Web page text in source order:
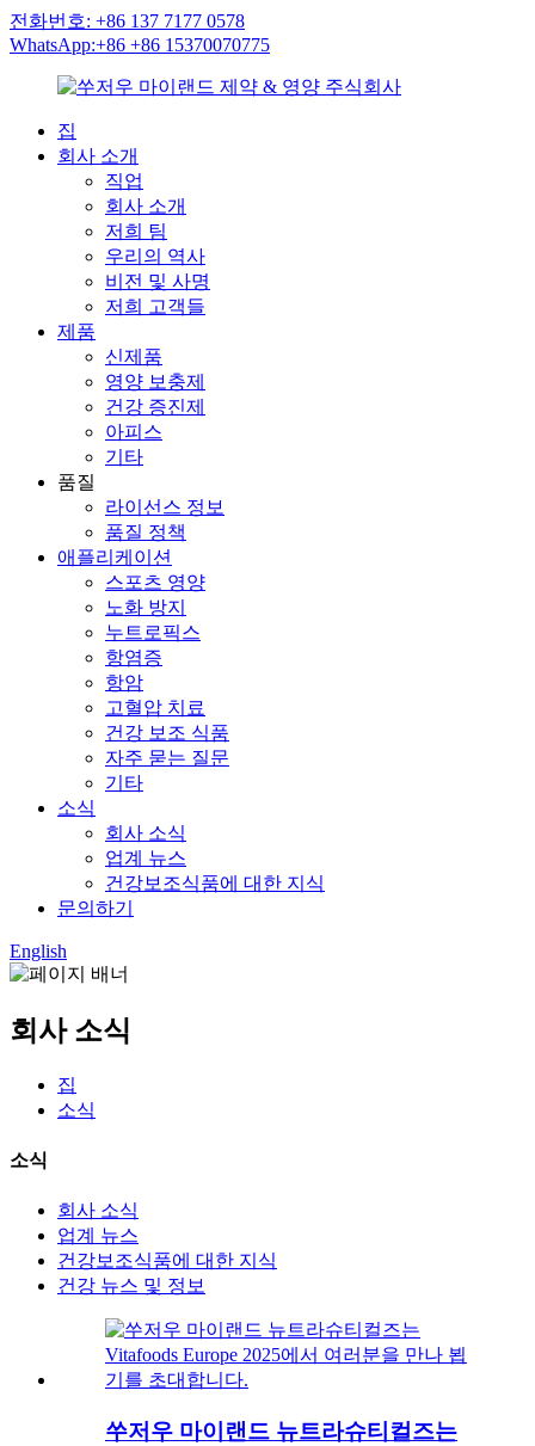
전화번호: +86 137 7177 0578
WhatsApp:+86 +86 15370070775
집
회사 소개
직업
회사 소개
저희 팀
우리의 역사
비전 및 사명
저희 고객들
제품
신제품
영양 보충제
건강 증진제
아피스
기타
품질
라이선스 정보
품질 정책
애플리케이션
스포츠 영양
노화 방지
누트로픽스
항염증
항암
고혈압 치료
건강 보조 식품
자주 묻는 질문
기타
소식
회사 소식
업계 뉴스
건강보조식품에 대한 지식
문의하기
English
회사 소식
집
소식
소식
회사 소식
업계 뉴스
건강보조식품에 대한 지식
건강 뉴스 및 정보
쑤저우 마이랜드 뉴트라슈티컬즈는